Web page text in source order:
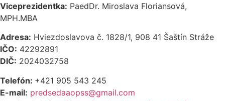
Viceprezidentka: PaedDr. Miroslava Floriansová,
MPH.MBA
Adresa: Hviezdoslavova č. 1828/1, 908 41 Šaštín Stráže
IČO: 42292891
DIČ: 2024032758
Telefón: +421 905 543 245
E-mail: predsedaaopss@gmail.com